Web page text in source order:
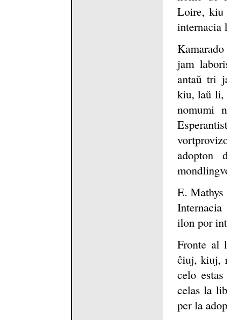
Loire, kiu
internacia
jam
antaŭ tri
kiu, laŭ li,
nomumi
adopton
E.
ilon por
Fronte al
ĉiuj, kiuj,
celo
celas la
per la